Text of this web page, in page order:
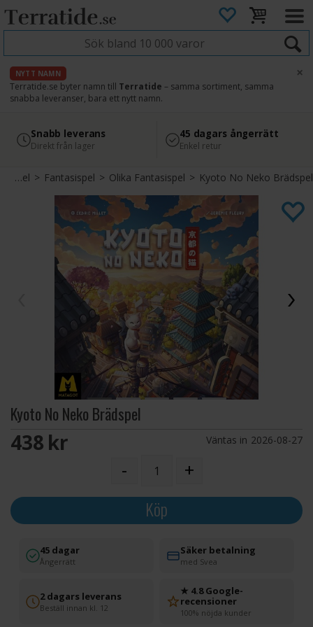
NYTT NAMN
Terratide.se byter namn till Terratide – samma sortiment, samma
snabba leveranser, bara ett nytt namn.
×
4.8
Läs omdömen på Google
Säker betalning
med Svea
Snabb leverans
Direkt från lager
45 dagars ångerrätt
Enkel retur
Brädspel > Fantasispel>Olika Fantasispel> Kyoto No Neko Brädspel
Kyoto No Neko Brädspel
438 SEK Väntas in 2026-08-27
- +
Köp
45 dagar
Ångerrätt
Säker betalning
med Svea
2 dagars leverans
Beställ innan kl. 12
★ 4.8 Google-
recensioner
100% nöjda kunder